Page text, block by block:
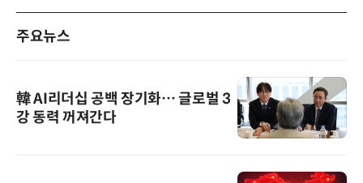
주요뉴스
韓 AI리더십 공백 장기화… 글로벌 3
강 동력 꺼져간다